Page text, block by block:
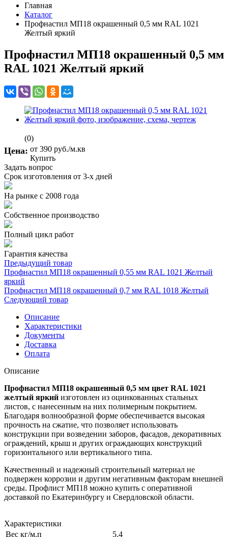
Главная
Каталог
Профнастил МП18 окрашенный 0,5 мм RAL 1021
Желтый яркий
Профнастил МП18 окрашенный 0,5 мм
RAL 1021 Желтый яркий
(0)
Цена: от 390 руб./м.кв
Купить
Задать вопрос
Срок изготовления от 3-х дней
На рынке с 2008 года
Собственное производство
Полный цикл работ
Гарантия качества
Предыдущий товар
Профнастил МП18 окрашенный 0,55 мм RAL 1021 Желтый
яркий
Профнастил МП18 окрашенный 0,7 мм RAL 1018 Желтый
Следующий товар
Описание
Характеристики
Документы
Доставка
Оплата
Описание
Профнастил МП18 окрашенный 0,5 мм цвет RAL 1021
желтый яркий изготовлен из оцинкованных стальных
листов, с нанесенным на них полимерным покрытием.
Благодаря волнообразной форме обеспечивается высокая
прочность на сжатие, что позволяет использовать
конструкции при возведении заборов, фасадов, декоративных
ограждений, крыш и других ограждающих конструкций
горизонтального или вертикального типа.
Качественный и надежный строительный материал не
подвержен коррозии и другим негативным факторам внешней
среды. Профлист МП18 можно купить с оперативной
доставкой по Екатеринбургу и Свердловской области.
Характеристики
Вес кг/м.п
5.4